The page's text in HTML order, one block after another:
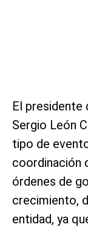
El presidente
Sergio León
tipo de
coordinación
órdenes de
crecimiento,
entidad, ya